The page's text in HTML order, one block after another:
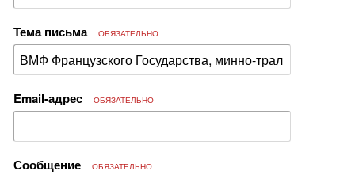
Тема письма ОБЯЗАТЕЛЬНО
Email-адрес ОБЯЗАТЕЛЬНО
Сообщение ОБЯЗАТЕЛЬНО